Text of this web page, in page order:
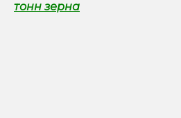
тонн зерна